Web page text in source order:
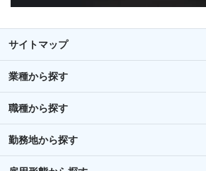
サイトマップ
業種から探す
職種から探す
勤務地から探す